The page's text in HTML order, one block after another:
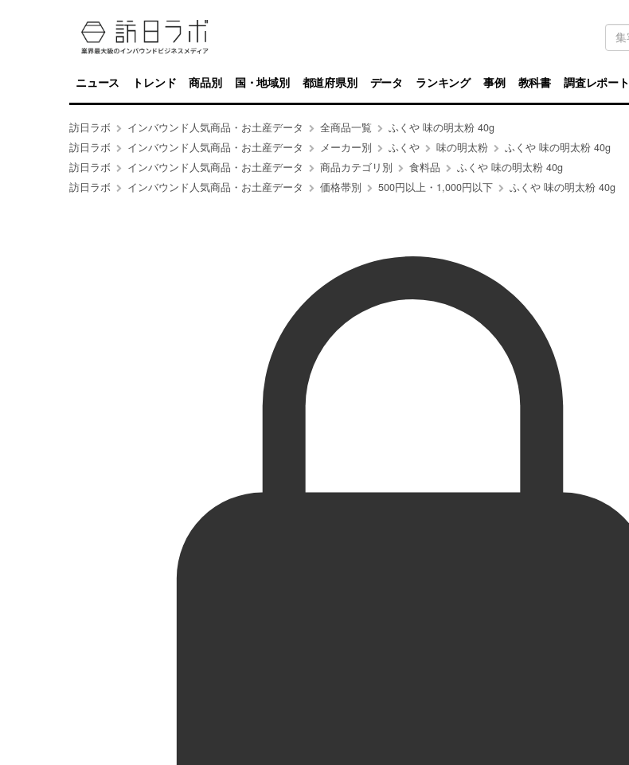
キ
ワ
ド
検
索
ニュース トレンド 商品別 国・地域別 都道府県別 データ ランキング 事例 教科書 調査レポート
訪日ラボ インバウンド人気商品・お土産データ 全商品一覧
ふくや 味の明太粉 40g
訪日ラボ
インバウンド人気商品・お土産データ メーカー別 ふくや 味の明太粉
ふくや 味の明太粉 40g
訪日ラボ
インバウンド人気商品・お土産データ 商品カテゴリ別 食料品
ふくや 味の明太粉 40g
訪日ラボ
インバウンド人気商品・お土産データ 価格帯別 500円以上・1,000円以下 ふくや 味の明太粉 40g